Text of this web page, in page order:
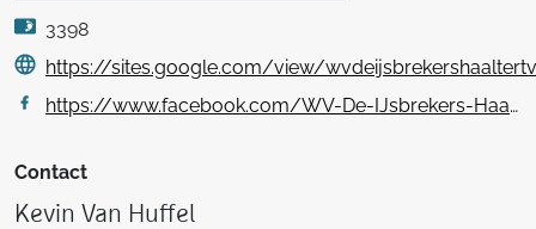
3398
https://sites.google.com/view/
https://www.facebook.com/WV-De-IJsbrekers-Haaltert-vzw-288744141623612/
Contact
Kevin Van Huffel